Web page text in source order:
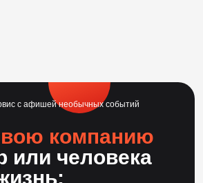
с афишей необычных событий
компанию
или человека